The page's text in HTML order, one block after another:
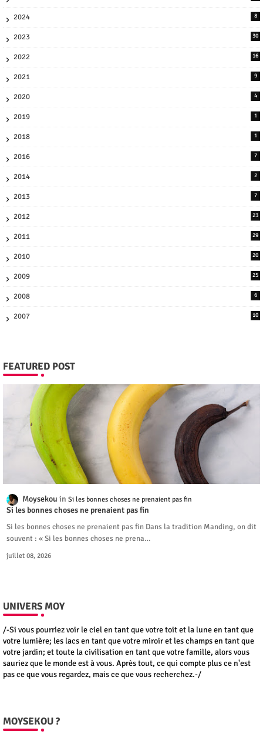
2024 8
2023 30
2022 16
2021 9
2020 4
2019 1
2018 1
2016 7
2014 2
2013 7
2012 23
2011 29
2010 20
2009 25
2008 6
2007 10
FEATURED POST
Moysekou Si les bonnes choses ne prenaient pas fin
Si les bonnes choses ne prenaient pas fin
Si les bonnes choses ne prenaient pas fin Dans la tradition Manding, on dit
souvent : « Si les bonnes choses ne prena…
juillet 08, 2026
UNIVERS MOY
/-Si vous pourriez voir le ciel en tant que votre toit et la lune en tant que
votre lumière; les lacs en tant que votre miroir et les champs en tant que
votre jardin; et toute la civilisation en tant que votre famille, alors vous
sauriez que le monde est à vous. Après tout, ce qui compte plus ce n'est
pas ce que vous regardez, mais ce que vous recherchez.-/
MOYSEKOU ?